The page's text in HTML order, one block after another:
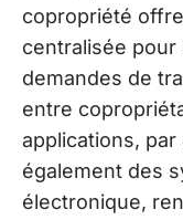
copropriété
centralisée pour
demandes de
entre
applications,
également des
électronique,